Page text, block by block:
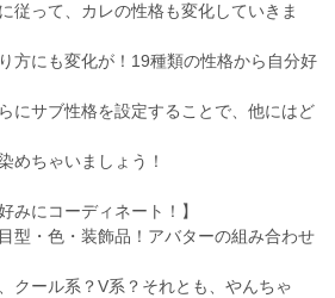
従って、カレの性格も変化していきま
方にも変化が！19種類の性格から自分好
にサブ性格を設定することで、他にはど
めちゃいましょう！
みにコーディネート！】
型・色・装飾品！アバターの組み合わせ
クール系？V系？それとも、やんちゃ